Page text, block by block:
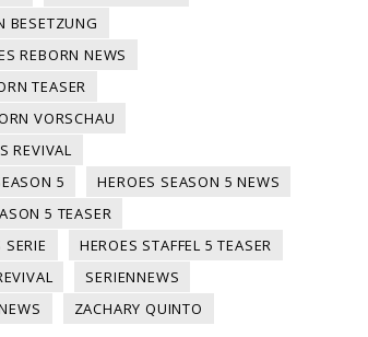
BESETZUNG
REBORN NEWS
TEASER
VORSCHAU
REVIVAL
5
HEROES SEASON 5 NEWS
5 TEASER
SERIE
HEROES STAFFEL 5 TEASER
SERIENNEWS
ZACHARY QUINTO